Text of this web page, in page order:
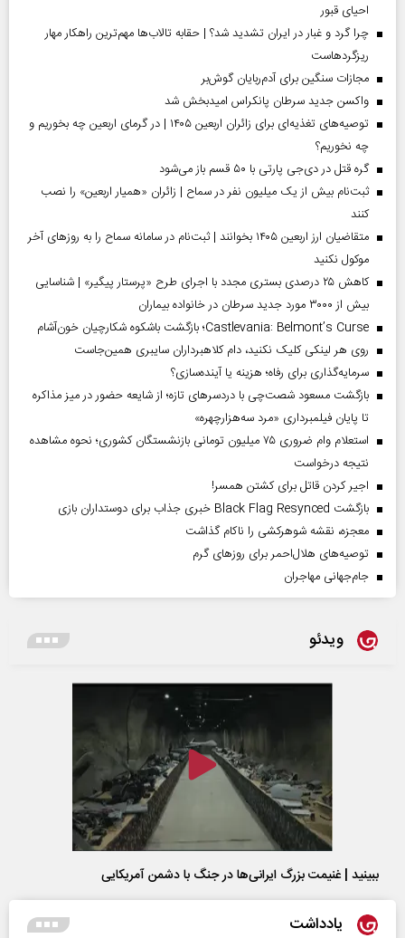
احیای قبور
چرا گرد و غبار در ایران تشدید شد؟ | حقابه تالاب‌ها مهم‌ترین راهکار مهار
ریزگردهاست
مجازات سنگین برای آدم‌ربایان گوش‌بر
واکسن جدید سرطان پانکراس امیدبخش شد
توصیه‌های تغذیه‌ای برای زائران اربعین ۱۴۰۵ | در گرمای اربعین چه بخوریم و
چه نخوریم؟
گره قتل در دی‌جی پارتی با ۵۰ قسم باز می‌شود
ثبت‌نام بیش از یک میلیون نفر در سماح | زائران «همیار اربعین» را نصب
کنند
متقاضیان ارز اربعین ۱۴۰۵ بخوانند | ثبت‌نام در سامانه سماح را به روز‌های آخر
موکول نکنید
کاهش ۲۵ درصدی بستری مجدد با اجرای طرح «پرستار پیگیر» | شناسایی
بیش از ۳۰۰۰ مورد جدید سرطان در خانواده بیماران
Castlevania: Belmont’s Curse؛ بازگشت باشکوه شکارچیان خون‌آشام
روی هر لینکی کلیک نکنید، دام کلاهبرداران سایبری همین‌جاست
سرمایه‌گذاری برای رفاه؛ هزینه یا آینده‌سازی؟
بازگشت مسعود شصت‌چی با دردسر‌های تازه؛ از شایعه حضور در میز مذاکره
تا پایان فیلمبرداری «مرد سه‌هزارچهره»
استعلام وام ضروری ۷۵ میلیون تومانی بازنشستگان کشوری؛ نحوه مشاهده
نتیجه درخواست
اجیر کردن قاتل برای کشتن همسر!
بازگشت Black Flag Resynced خبری جذاب برای دوستداران بازی
معجزه، نقشه شوهرکشی را ناکام گذاشت
توصیه‌های هلال‌احمر برای روز‌های گرم
جام‌جهانی مهاجران
ویدئو
ببینید | غنیمت بزرگ ایرانی‌ها در جنگ با دشمن آمریکایی
یادداشت